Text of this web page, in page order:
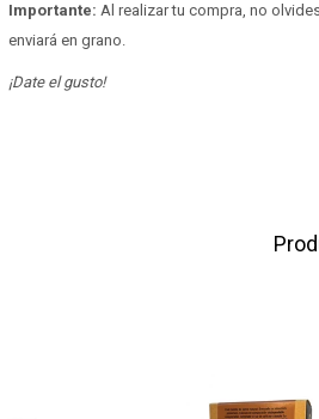
Importante: Al realizar tu compra, no
enviará en grano.
¡Date el gusto!